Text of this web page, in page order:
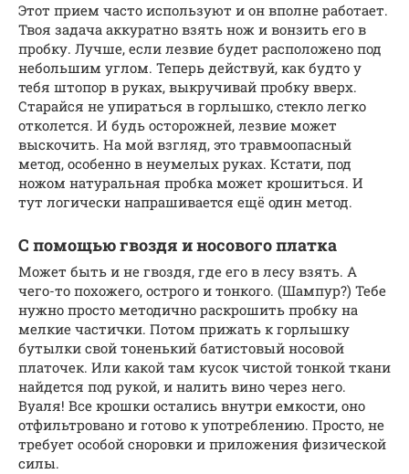
Этот прием часто используют и он вполне работает.
Твоя задача аккуратно взять нож и вонзить его в
пробку. Лучше, если лезвие будет расположено под
небольшим углом. Теперь действуй, как будто у
тебя штопор в руках, выкручивай пробку вверх.
Старайся не упираться в горлышко, стекло легко
отколется. И будь осторожней, лезвие может
выскочить. На мой взгляд, это травмоопасный
метод, особенно в неумелых руках. Кстати, под
ножом натуральная пробка может крошиться. И
тут логически напрашивается ещё один метод.
С помощью гвоздя и носового платка
Может быть и не гвоздя, где его в лесу взять. А
чего-то похожего, острого и тонкого. (Шампур?) Тебе
нужно просто методично раскрошить пробку на
мелкие частички. Потом прижать к горлышку
бутылки свой тоненький батистовый носовой
платочек. Или какой там кусок чистой тонкой ткани
найдется под рукой, и налить вино через него.
Вуаля! Все крошки остались внутри емкости, оно
отфильтровано и готово к употреблению. Просто, не
требует особой сноровки и приложения физической
силы.